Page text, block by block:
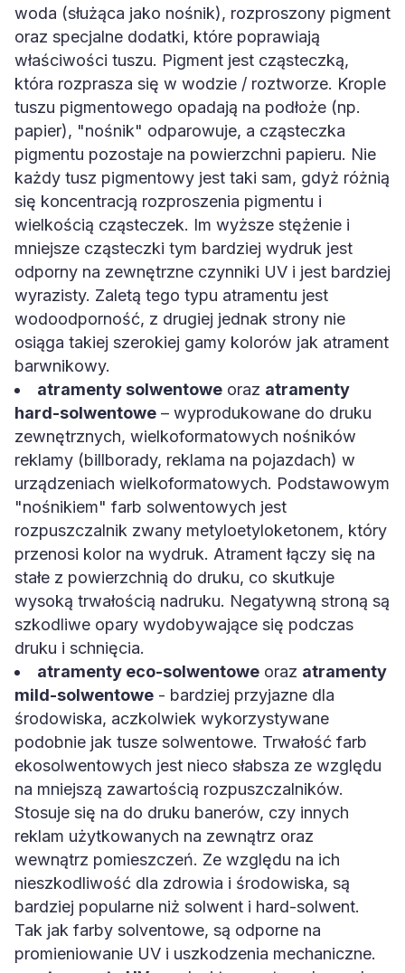
woda (służąca jako nośnik), rozproszony pigment
oraz specjalne dodatki, które poprawiają
właściwości tuszu. Pigment jest cząsteczką,
która rozprasza się w wodzie / roztworze. Krople
tuszu pigmentowego opadają na podłoże (np.
papier), "nośnik" odparowuje, a cząsteczka
pigmentu pozostaje na powierzchni papieru. Nie
każdy tusz pigmentowy jest taki sam, gdyż różnią
się koncentracją rozproszenia pigmentu i
wielkością cząsteczek. Im wyższe stężenie i
mniejsze cząsteczki tym bardziej wydruk jest
odporny na zewnętrzne czynniki UV i jest bardziej
wyrazisty. Zaletą tego typu atramentu jest
wodoodporność, z drugiej jednak strony nie
osiąga takiej szerokiej gamy kolorów jak atrament
barwnikowy.
atramenty solwentowe oraz atramenty
hard-solwentowe – wyprodukowane do druku
zewnętrznych, wielkoformatowych nośników
reklamy (billborady, reklama na pojazdach) w
urządzeniach wielkoformatowych. Podstawowym
"nośnikiem" farb solwentowych jest
rozpuszczalnik zwany metyloetyloketonem, który
przenosi kolor na wydruk. Atrament łączy się na
stałe z powierzchnią do druku, co skutkuje
wysoką trwałością nadruku. Negatywną stroną są
szkodliwe opary wydobywające się podczas
druku i schnięcia.
atramenty eco-solwentowe oraz atramenty
mild-solwentowe - bardziej przyjazne dla
środowiska, aczkolwiek wykorzystywane
podobnie jak tusze solwentowe. Trwałość farb
ekosolwentowych jest nieco słabsza ze względu
na mniejszą zawartością rozpuszczalników.
Stosuje się na do druku banerów, czy innych
reklam użytkowanych na zewnątrz oraz
wewnątrz pomieszczeń. Ze względu na ich
nieszkodliwość dla zdrowia i środowiska, są
bardziej popularne niż solwent i hard-solwent.
Tak jak farby solventowe, są odporne na
promieniowanie UV i uszkodzenia mechaniczne.